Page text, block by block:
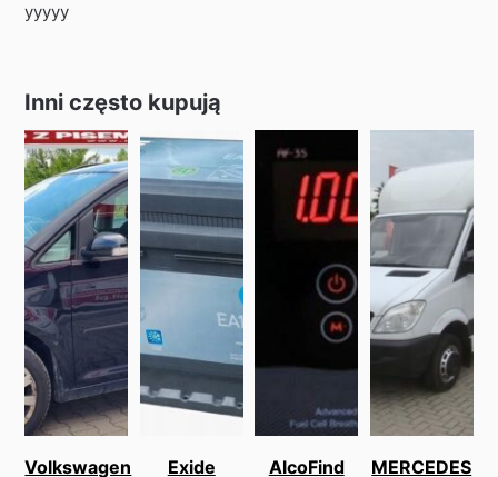
yyyyy
Inni często kupują
Volkswagen
Exide
AlcoFind
MERCEDES